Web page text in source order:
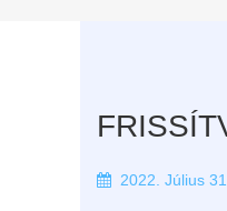
2022. Július 31.